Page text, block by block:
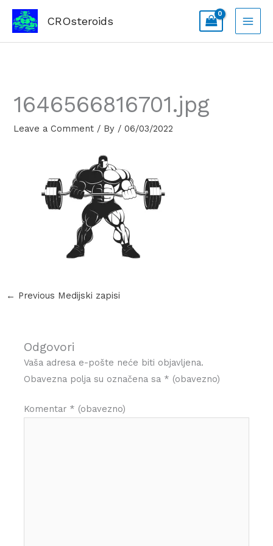
Skip
content
CROsteroids
1646566816701.jpg
Leave a Comment / By /06/03/2022
← Previous Medijski zapisi
Odgovori
Vaša adresa e-pošte neće biti objavljena.
Obavezna polja su označena sa * (obavezno)
Komentar * (obavezno)